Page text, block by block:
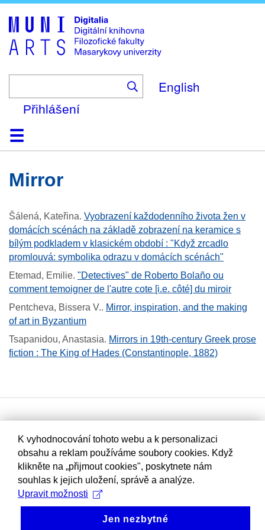
to
main
content
English
Přihlášení
DomůKolekce
Prohlížení
Vyhledávání
O platformě
Nápověda
KontaktDigitalia
mirror
Šálená, Kateřina. Vyobrazení každodenního života žen v
domácích scénách na základě zobrazení na keramice s
bílým podkladem v klasickém období : "Když zrcadlo
promlouvá: symbolika odrazu v domácích scénách"
Etemad, Emilie. "Detectives" de Roberto Bolaño ou
comment temoigner de l'autre cote [i.e. côté] du miroir
Pentcheva, Bissera V.. Mirror, inspiration, and the making
of art in Byzantium
Tsapanidou, Anastasia. Mirrors in 19th-century Greek prose
fiction : The King of Hades (Constantinople, 1882)
K vyhodnocování tohoto webu a k personalizaci
obsahu a reklam používáme soubory cookies. Když
klikněte na „přijmout cookies", poskytnete nám
souhlas k jejich uložení, správě a analýze.
Upravit možnosti
Jen nezbytné